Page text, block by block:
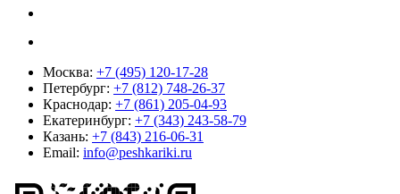
Москва: +7 (495) 120-17-28
Петербург: +7 (812) 748-26-37
Краснодар: +7 (861) 205-04-93
Екатеринбург: +7 (343) 243-58-79
Казань: +7 (843) 216-06-31
Email: info@peshkariki.ru